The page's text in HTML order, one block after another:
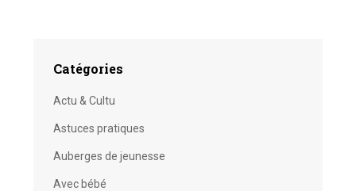
Catégories
Actu & Cultu
Astuces pratiques
Auberges de jeunesse
Avec bébé